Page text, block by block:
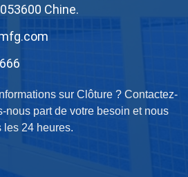
Chine.
sur Clôture ? Contactez-
nous part de votre besoin et nous
les 24 heures.